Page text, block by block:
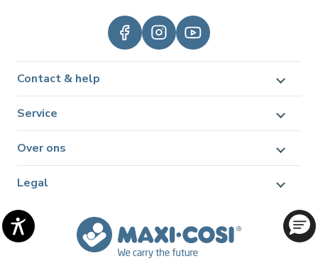
Contact & help
Service
Over ons
Legal